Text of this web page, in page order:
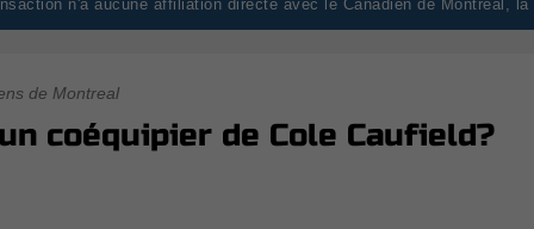
n'a aucune affiliation directe avec le Canadien de Montréal, la
de Montreal
coéquipier de Cole Caufield?